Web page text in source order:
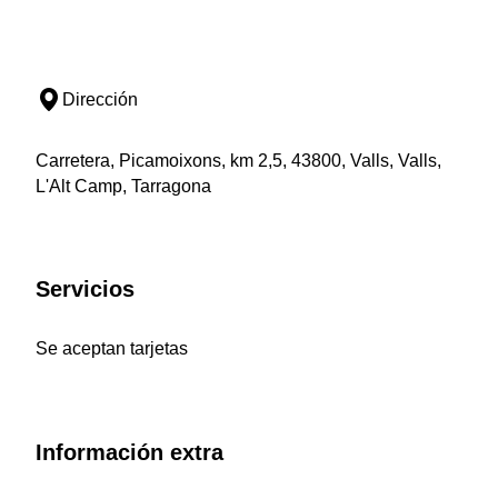
Dirección
Carretera, Picamoixons, km 2,5, 43800, Valls, Valls,
L'Alt Camp, Tarragona
Servicios
Se aceptan tarjetas
Información extra